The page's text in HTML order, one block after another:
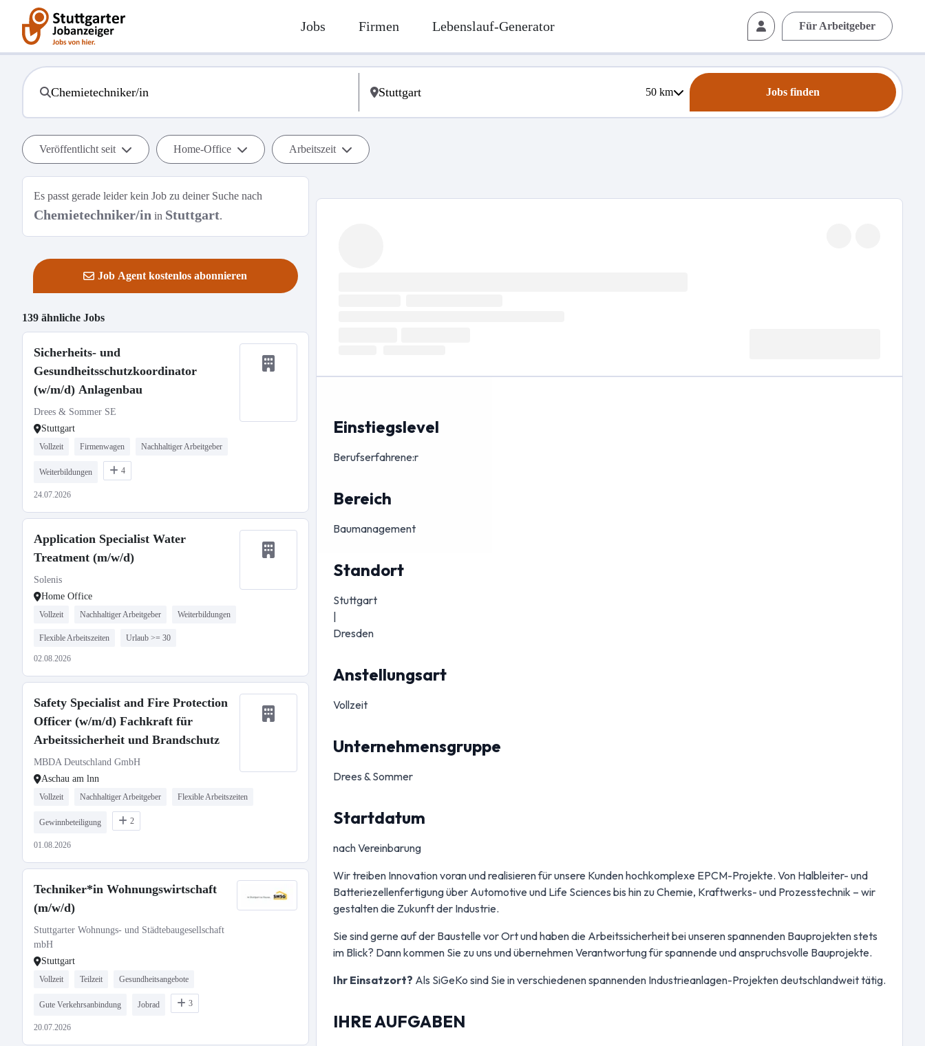
Jobs Firmen Lebenslauf-Generator Für Arbeitgeber
50km Jobs finden
Veröffentlicht seit Home-Office Arbeitszeit
Es passt gerade leider kein Job zu deiner Suche nach
Chemietechniker/in in Stuttgart.
Job Agent kostenlos abonnieren
139 ähnliche Jobs
Sicherheits- und
Gesundheitsschutzkoordinator
(w/m/d) Anlagenbau
Drees & Sommer SE
Stuttgart
Vollzeit Firmenwagen Nachhaltiger Arbeitgeber
Weiterbildungen 4
24.07.2026
Application Specialist Water
Treatment (m/w/d)
Solenis
Home Office
Vollzeit Nachhaltiger Arbeitgeber Weiterbildungen
Flexible Arbeitszeiten Urlaub >= 30
02.08.2026
Safety Specialist and Fire Protection
Officer (w/m/d) Fachkraft für
Arbeitssicherheit und Brandschutz
MBDA Deutschland GmbH
Aschau am lnn
Vollzeit Nachhaltiger Arbeitgeber Flexible Arbeitszeiten
Gewinnbeteiligung 2
01.08.2026
Techniker*in Wohnungswirtschaft
(m/w/d)
Stuttgarter Wohnungs- und Städtebaugesellschaft
mbH
Stuttgart
Vollzeit Teilzeit Gesundheitsangebote
Gute Verkehrsanbindung Jobrad 3
20.07.2026